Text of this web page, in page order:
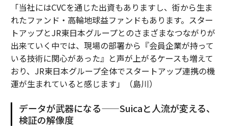
「当社にはCVCを通じた出資もありますし、街から生ま
れたファンド・高輪地球益ファンドもあります。スター
トアップとJR東日本グループとのさまざまなつながりが
出来ていく中では、現場の部署から『会員企業が持って
いる技術に関心があった』と声が上がるケースも増えて
おり、JR東日本グループ全体でスタートアップ連携の機
運が生まれていると感じます」（島川）
データが武器になる——Suicaと人流が変える、
検証の解像度